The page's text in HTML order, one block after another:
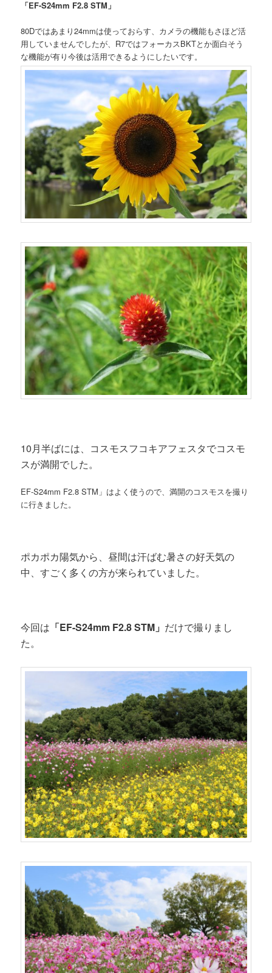
「EF-S24mm F2.8 STM」
80Dではあまり24mmは使っておらす、カメラの機能もさほど活
用していませんでしたが、R7ではフォーカスBKTとか面白そう
な機能が有り今後は活用できるようにしたいです。
10月半ばには、コスモスフコキアフェスタでコスモ
スが満開でした。
EF-S24mm F2.8 STM」はよく使うので、満開のコスモスを撮り
に行きました。
ポカポカ陽気から、昼間は汗ばむ暑さの好天気の
中、すごく多くの方が来られていました。
今回は 「EF-S24mm F2.8 STM」 だけで撮りまし
た。